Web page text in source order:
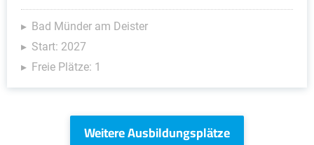
Bad Münder am Deister
Start: 2027
Freie Plätze: 1
Weitere Ausbildungsplätze